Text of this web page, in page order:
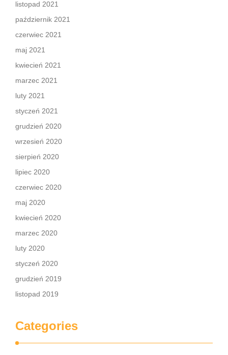
listopad 2021
październik 2021
czerwiec 2021
maj 2021
kwiecień 2021
marzec 2021
luty 2021
styczeń 2021
grudzień 2020
wrzesień 2020
sierpień 2020
lipiec 2020
czerwiec 2020
maj 2020
kwiecień 2020
marzec 2020
luty 2020
styczeń 2020
grudzień 2019
listopad 2019
Categories